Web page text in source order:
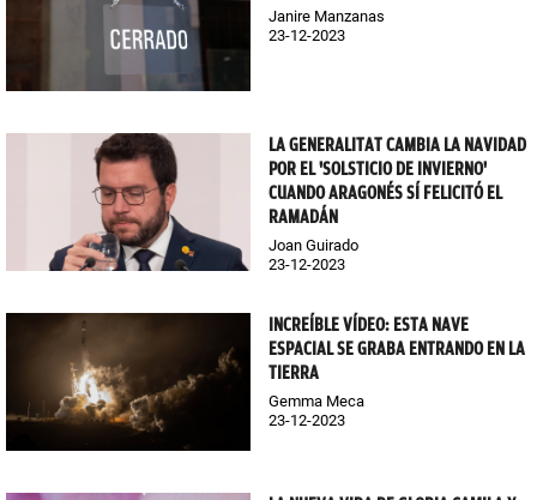
Janire Manzanas
23-12-2023
LA GENERALITAT CAMBIA LA NAVIDAD
POR EL 'SOLSTICIO DE INVIERNO'
CUANDO ARAGONÉS SÍ FELICITÓ EL
RAMADÁN
Joan Guirado
23-12-2023
INCREÍBLE VÍDEO: ESTA NAVE
ESPACIAL SE GRABA ENTRANDO EN LA
TIERRA
Gemma Meca
23-12-2023